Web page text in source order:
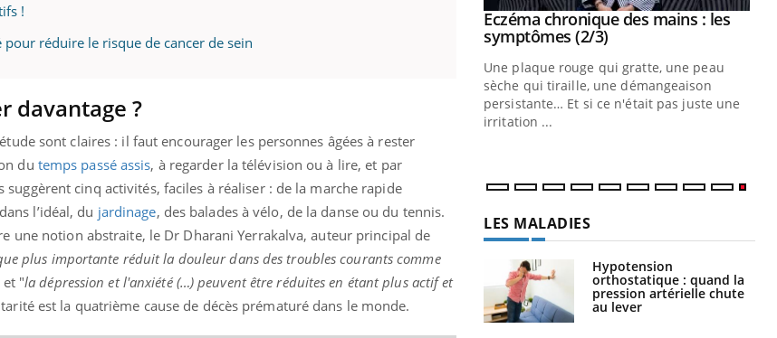
!
pour réduire le risque de cancer de sein
davantage ?
sont claires : il faut encourager les personnes âgées à rester
du temps passé assis, à regarder la télévision ou à lire, et par
suggèrent cinq activités, faciles à réaliser : de la marche rapide
l’idéal, du jardinage, des balades à vélo, de la danse ou du tennis.
une notion abstraite, le Dr Dharani Yerrakalva, auteur principal de
plus importante réduit la douleur dans des troubles courants comme
et "la dépression et l'anxiété (…) peuvent être réduites en étant plus actif et
est la quatrième cause de décès prématuré dans le monde.
mise sur le bien
Youtube
Régis Blugeon, DRH et
quotidien (3/3)
Youtube
Eczéma chronique des mains : les
symptômes (2/3)Youtube
Une plaque rouge qui gratte, une peau
sèche qui tiraille, une démangeaison
persistante… Et si ce n'était pas juste une
irritation ...
LES MALADIES
Hypotension
orthostatique : quand la
pression artérielle chute
au lever